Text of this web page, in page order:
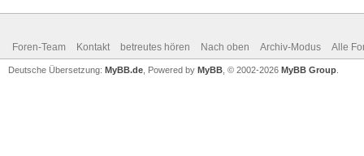
Foren-Team Kontakt betreutes hören Nach oben Archiv-Modus Alle
Deutsche Übersetzung: MyBB.de , Powered by MyBB , © 2002-2026 MyBB Group